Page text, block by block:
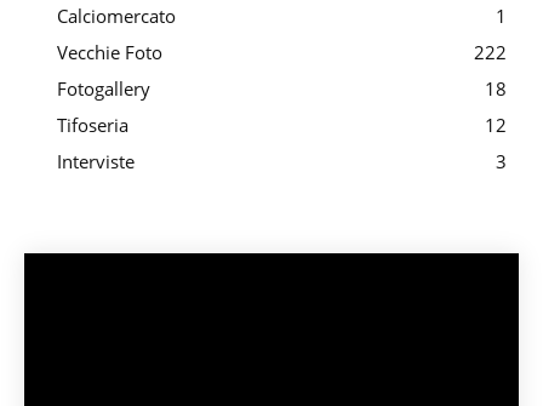
Calciomercato
1
Vecchie Foto
222
Fotogallery
18
Tifoseria
12
Interviste
3